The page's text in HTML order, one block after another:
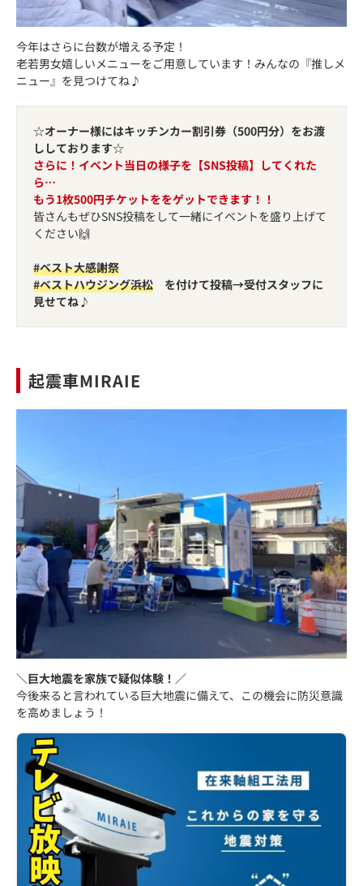
今年はさらに台数が増える予定！
老若男女嬉しいメニューをご用意しています！みんなの『推しメ
ニュー』を見つけてね♪
☆オーナー様にはキッチンカー割引券（500円分）をお渡
ししております☆
さらに！ イベント当日の様子を【SNS投稿】してくれた
ら…
もう1枚500円チケットををゲットできます！！
皆さんもぜひSNS投稿をして一緒にイベントを盛り上げて
ください🙌
#ベスト大感謝祭
#ベストハウジング浜松
を付けて投稿→受付スタッフに
見せてね♪
起震車MIRAIE
＼巨大地震を家族で疑似体験！／
今後来ると言われている巨大地震に備えて、この機会に防災意識
を高めましょう！